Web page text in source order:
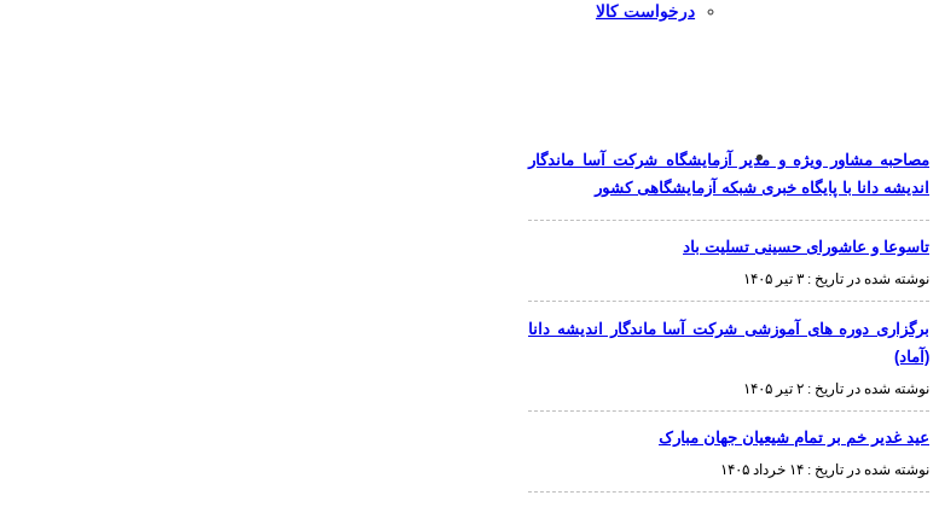
درخواست کالا
مصاحبه مشاور ویژه و مدیر آزمایشگاه شرکت آسا ماندگار
اندیشه دانا با پایگاه خبری شبکه آزمایشگاهی کشور
تاسوعا و عاشورای حسینی تسلیت باد
نوشته شده در تاریخ : ۳ تیر ۱۴۰۵
برگزاری دوره های آموزشی شرکت آسا ماندگار اندیشه دانا
(آماد)
نوشته شده در تاریخ : ۲ تیر ۱۴۰۵
عید غدیر خم بر تمام شیعیان جهان مبارک
نوشته شده در تاریخ : ۱۴ خرداد ۱۴۰۵